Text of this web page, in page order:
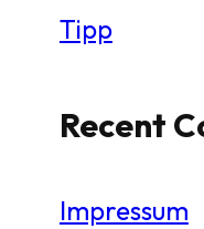
Tipp
Recent
Impressum